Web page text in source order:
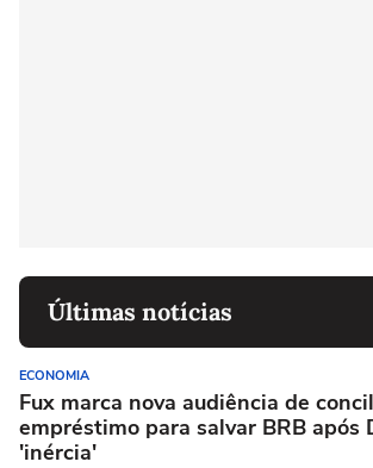
Últimas notícias
ECONOMIA
Fux marca nova audiência de
empréstimo para salvar BRB após
'inércia'